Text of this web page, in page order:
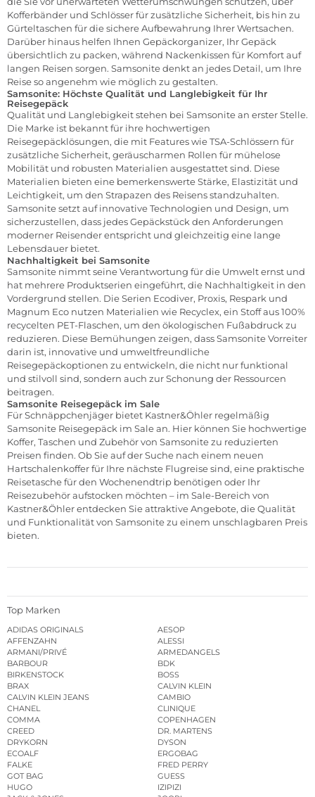
Kofferbänder und Schlösser für zusätzliche Sicherheit, bis hin zu
Gürteltaschen für die sichere Aufbewahrung Ihrer Wertsachen.
Darüber hinaus helfen Ihnen Gepäckorganizer, Ihr Gepäck
übersichtlich zu packen, während Nackenkissen für Komfort auf
langen Reisen sorgen. Samsonite denkt an jedes Detail, um Ihre
Reise so angenehm wie möglich zu gestalten.
Samsonite: Höchste Qualität und Langlebigkeit für Ihr
Reisegepäck
Qualität und Langlebigkeit stehen bei Samsonite an erster Stelle.
Die Marke ist bekannt für ihre hochwertigen
Reisegepäcklösungen, die mit Features wie TSA-Schlössern für
zusätzliche Sicherheit, geräuscharmen Rollen für mühelose
Mobilität und robusten Materialien ausgestattet sind. Diese
Materialien bieten eine bemerkenswerte Stärke, Elastizität und
Leichtigkeit, um den Strapazen des Reisens standzuhalten.
Samsonite setzt auf innovative Technologien und Design, um
sicherzustellen, dass jedes Gepäckstück den Anforderungen
moderner Reisender entspricht und gleichzeitig eine lange
Lebensdauer bietet.
Nachhaltigkeit bei Samsonite
Samsonite nimmt seine Verantwortung für die Umwelt ernst und
hat mehrere Produktserien eingeführt, die Nachhaltigkeit in den
Vordergrund stellen. Die Serien Ecodiver, Proxis, Respark und
Magnum Eco nutzen Materialien wie Recyclex, ein Stoff aus 100%
recycelten PET-Flaschen, um den ökologischen Fußabdruck zu
reduzieren. Diese Bemühungen zeigen, dass Samsonite Vorreiter
darin ist, innovative und umweltfreundliche
Reisegepäckoptionen zu entwickeln, die nicht nur funktional
und stilvoll sind, sondern auch zur Schonung der Ressourcen
beitragen.
Samsonite Reisegepäck im Sale
Für Schnäppchenjäger bietet Kastner&Öhler regelmäßig
Samsonite Reisegepäck im Salean. Hier können Sie hochwertige
Koffer, Taschen und Zubehör von Samsonite zu reduzierten
Preisen finden. Ob Sie auf der Suche nach einem neuen
Hartschalenkoffer für Ihre nächste Flugreise sind, eine praktische
Reisetasche für den Wochenendtrip benötigen oder Ihr
Reisezubehör aufstocken möchten – im Sale-Bereich von
Kastner&Öhler entdecken Sie attraktive Angebote, die Qualität
und Funktionalität von Samsonite zu einem unschlagbaren Preis
bieten.
Top Marken
ADIDAS ORIGINALS
AESOP
AFFENZAHN
ALESSI
ARMANI/PRIVÉ
ARMEDANGELS
BARBOUR
BDK
BIRKENSTOCK
BOSS
BRAX
CALVIN KLEIN
CALVIN KLEIN JEANS
CAMBIO
CHANEL
CLINIQUE
COMMA
COPENHAGEN
CREED
DR. MARTENS
DRYKORN
DYSON
ECOALF
ERGOBAG
FALKE
FRED PERRY
GOT BAG
GUESS
HUGO
IZIPIZI